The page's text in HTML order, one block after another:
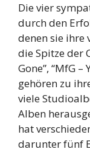
Die vier
durch den
denen sie ihre
die Spitze der
Gone”, “MfG –
gehören zu
viele
Alben
hat
darunter fünf